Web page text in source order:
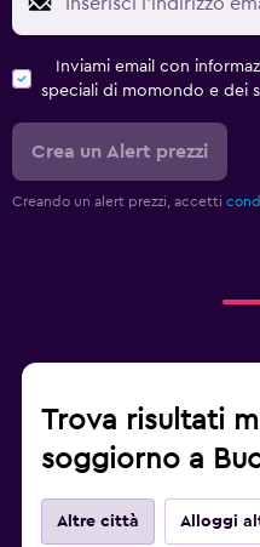
Inviami email con
speciali di momondo e dei
Crea un Alert prezzi
Creando un alert prezzi, accetti
Trova risultati
soggiorno a
Altre città Alloggi